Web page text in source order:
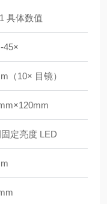
具体数值
45×
（10× 目镜）
定亮度 LED